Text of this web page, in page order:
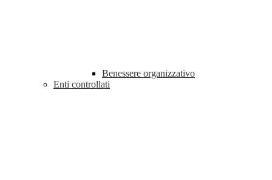
Benessere organizzativo
Enti controllati